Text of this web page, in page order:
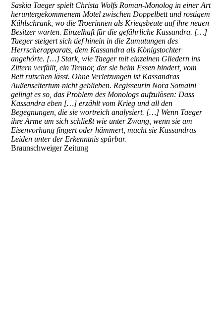
Saskia Taeger spielt Christa Wolfs Roman-Monolog in einer Art
heruntergekommenem Motel zwischen Doppelbett und rostigem
Kühlschrank, wo die Troerinnen als Kriegsbeute auf ihre neuen
Besitzer warten. Einzelhaft für die gefährliche Kassandra. […]
Taeger steigert sich tief hinein in die Zumutungen des
Herrscherapparats, dem Kassandra als Königstochter
angehörte. […] Stark, wie Taeger mit einzelnen Gliedern ins
Zittern verfällt, ein Tremor, der sie beim Essen hindert, vom
Bett rutschen lässt. Ohne Verletzungen ist Kassandras
Außenseitertum nicht geblieben. Regisseurin Nora Somaini
gelingt es so, das Problem des Monologs aufzulösen: Dass
Kassandra eben […] erzählt vom Krieg und all den
Begegnungen, die sie wortreich analysiert. […] Wenn Taeger
ihre Arme um sich schließt wie unter Zwang, wenn sie am
Eisenvorhang fingert oder hämmert, macht sie Kassandras
Leiden unter der Erkenntnis spürbar.
Braunschweiger Zeitung